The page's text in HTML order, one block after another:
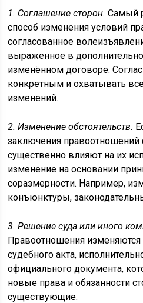
1. Соглашение сторон. Самый
способ изменения условий
согласованное
выраженное в
изменённом договоре.
конкретным и охватывать
изменений.
2. Изменение обстоятельств.
заключения правоотношений
существенно влияют на их
изменение на основании
соразмерности. Например,
конъюнктуры,
3. Решение суда или иного
Правоотношения
судебного акта,
официального документа,
новые права и обязанности
существующие.